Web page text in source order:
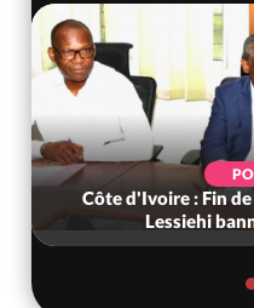
au PDCI-RDA,